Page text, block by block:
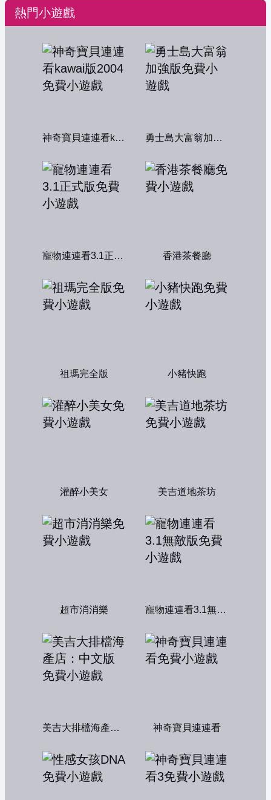
熱門小遊戲
神奇寶貝連連看kawai版2004 勇士島大富翁加強版
寵物連連看3.1正式版 香港茶餐廳
祖瑪完全版 小豬快跑
灌醉小美女 美吉道地茶坊
超市消消樂 寵物連連看3.1無敵版
美吉大排檔海產店：中文版 神奇寶貝連連看